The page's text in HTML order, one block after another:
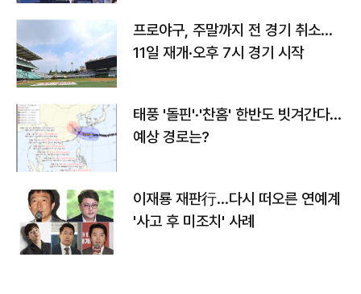
프로야구, 주말까지 전 경기 취소…
11일 재개·오후 7시 경기 시작
태풍 '돌핀'·'찬홈' 한반도 빗겨간다…
예상 경로는?
이재룡 재판行…다시 떠오른 연예계
'사고 후 미조치' 사례